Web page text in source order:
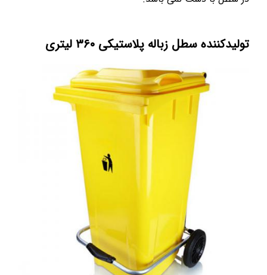
تولیدکننده سطل زباله پلاستیکی ۳۶۰ لیتری